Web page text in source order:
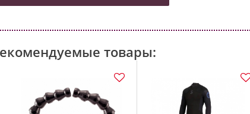
товары: